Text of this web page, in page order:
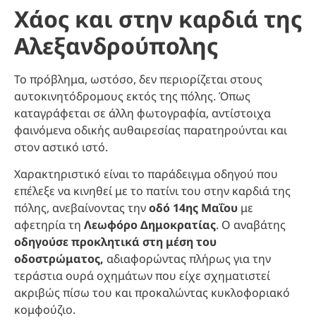
Χάος και στην καρδιά της
Αλεξανδρούπολης
Το πρόβλημα, ωστόσο, δεν περιορίζεται στους
αυτοκινητόδρομους εκτός της πόλης. Όπως
καταγράφεται σε άλλη φωτογραφία, αντίστοιχα
φαινόμενα οδικής αυθαιρεσίας παρατηρούνται και
στον αστικό ιστό.
Χαρακτηριστικό είναι το παράδειγμα οδηγού που
επέλεξε να κινηθεί με το πατίνι του στην καρδιά της
πόλης, ανεβαίνοντας τηνοδό 14ης Μαΐου με
αφετηρία τη Λεωφόρο Δημοκρατίας. Ο αναβάτης
οδηγούσε προκλητικά στη μέση του
οδοστρώματος, αδιαφορώντας πλήρως για την
τεράστια ουρά οχημάτων που είχε σχηματιστεί
ακριβώς πίσω του και προκαλώντας κυκλοφοριακό
κομφούζιο.